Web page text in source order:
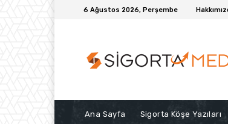
6 Ağustos 2026, Perşembe
Ana Sayfa Sigorta Köşe Yazıları